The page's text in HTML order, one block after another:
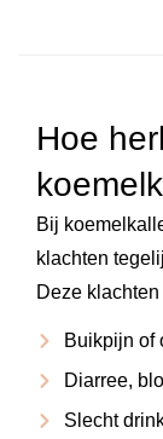
Hoe
Bij
klachten
Deze
Buikpijn of
Diarree,
Slecht